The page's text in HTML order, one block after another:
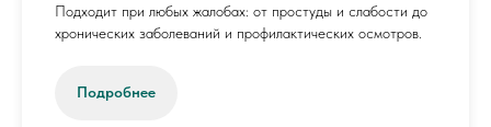
Подходит при любых жалобах: от простуды и слабости до
хронических заболеваний и профилактических осмотров.
Подробнее